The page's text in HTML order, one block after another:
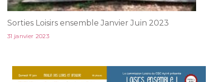
Sorties Loisirs ensemble Janvier Juin 2023
31 janvier 2023